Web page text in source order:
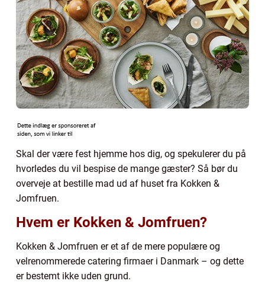
Skal der være fest hjemme hos dig, og spekulerer du på
hvorledes du vil bespise de mange gæster? Så bør du
overveje at bestille mad ud af huset fra Kokken &
Jomfruen.
Hvem er Kokken & Jomfruen?
Kokken & Jomfruen er et af de mere populære og
velrenommerede catering firmaer i Danmark – og dette
er bestemt ikke uden grund.